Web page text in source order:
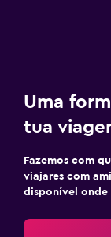
Uma
tua
Fazemos com
viajares com
disponível onde